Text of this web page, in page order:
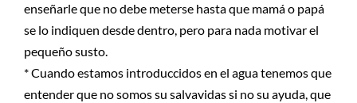
enseñarle que no debe meterse hasta que mamá o papá
se lo indiquen desde dentro, pero para nada motivar el
pequeño susto.
* Cuando estamos introduccidos en el agua tenemos que
entender que no somos su salvavidas si no su ayuda, que